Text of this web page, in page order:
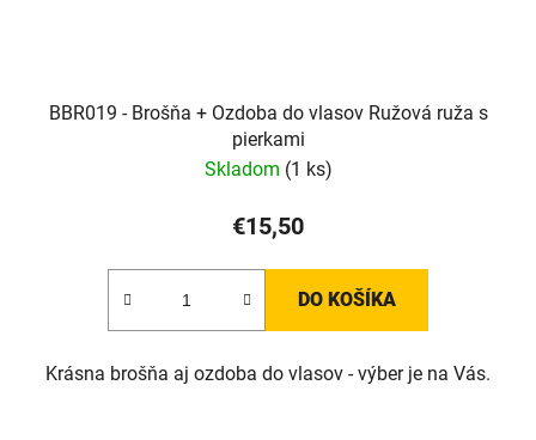
BBR019 - Brošňa + Ozdoba do vlasov Ružová ruža s
pierkami
Skladom (1 ks)
€15,50
DO KOŠÍKA
Krásna brošňa aj ozdoba do vlasov - výber je na Vás.